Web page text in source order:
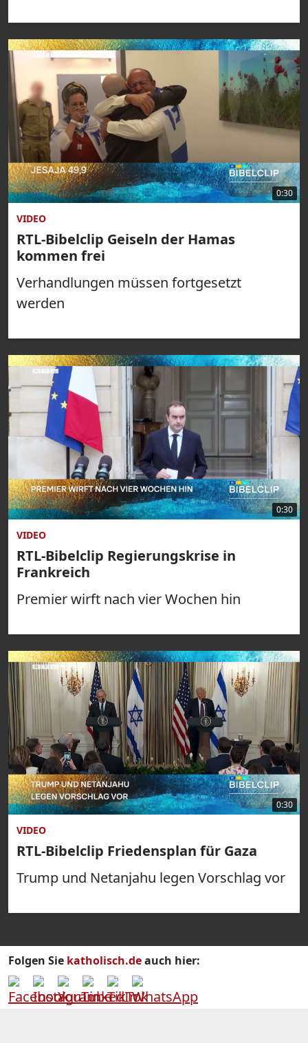
0:30
VIDEO
RTL-Bibelclip Geiseln der Hamas
kommen frei
Verhandlungen müssen fortgesetzt
werden
0:30
VIDEO
RTL-Bibelclip Regierungskrise in
Frankreich
Premier wirft nach vier Wochen hin
0:30
VIDEO
RTL-Bibelclip Friedensplan für Gaza
Trump und Netanjahu legen Vorschlag vor
Folgen Sie katholisch.deauch hier: